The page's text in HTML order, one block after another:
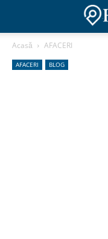
Acasă AFACERI
AFACERI BLOG